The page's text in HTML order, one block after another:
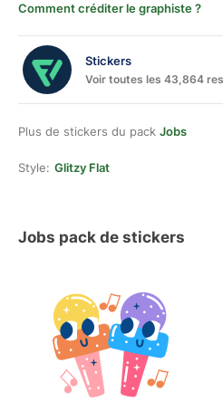
Comment créditer le graphiste ?
Stickers
Voir toutes les 43,864
Plus de stickers du pack Jobs
Style: Glitzy Flat
Jobs pack de stickers